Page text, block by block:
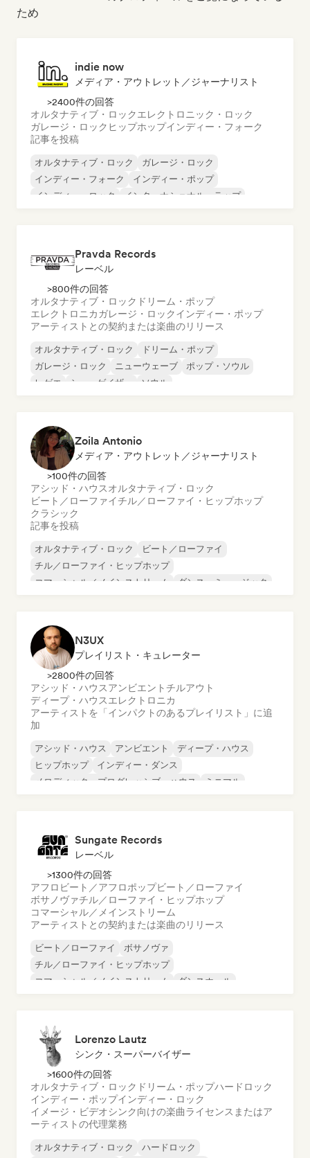
ため
indie now
メディア・アウトレット／ジャーナリスト
>2400件の回答
オルタナティブ・ロックエレクトロニック・ロック
ガレージ・ロック ヒップホップインディー・フォーク
記事を投稿
オルタナティブ・ロック
ガレージ・ロック
インディー・フォーク
インディー・ポップ
インディー・ロック
インターナショナル・ラップ
Pravda Records
レーベル
>800件の回答
オルタナティブ・ロック ドリーム・ポップ
エレクトロニカガレージ・ロックインディー・ポップ
アーティストとの契約または楽曲のリリース
オルタナティブ・ロック
ドリーム・ポップ
ガレージ・ロック
ニューウェーブ
ポップ・ソウル
レゲエ
シューゲイザー ソウル
Zoila Antonio
メディア・アウトレット／ジャーナリスト
>100件の回答
アシッド・ハウスオルタナティブ・ロック
ビート／ローファイチル／ローファイ・ヒップホップ
クラシック
記事を投稿
オルタナティブ・ロック
ビート／ローファイ
チル／ローファイ・ヒップホップ
コマーシャル／メインストリーム
ダンス・ミュージック
N3UX
プレイリスト・キュレーター
>2800件の回答
アシッド・ハウスアンビエント チルアウト
ディープ・ハウスエレクトロニカ
アーティストを「インパクトのあるプレイリスト」に追
加
アシッド・ハウス アンビエント
ディープ・ハウス
ヒップホップ
インディー・ダンス
メロディック・プログレッシブ・ハウス
ミニマル
Sungate Records
レーベル
>1300件の回答
アフロビート／アフロポップビート／ローファイ
ボサノヴァチル／ローファイ・ヒップホップ
コマーシャル／メインストリーム
アーティストとの契約または楽曲のリリース
ビート／ローファイ
ボサノヴァ
チル／ローファイ・ヒップホップ
コマーシャル／メインストリーム
ダンスホール
Lorenzo Lautz
シンク・スーパーバイザー
>1600件の回答
オルタナティブ・ロック ドリーム・ポップハードロック
インディー・ポップインディー・ロック
イメージ・ビデオシンク向けの楽曲ライセンスまたはア
ーティストの代理業務
オルタナティブ・ロック
ハードロック